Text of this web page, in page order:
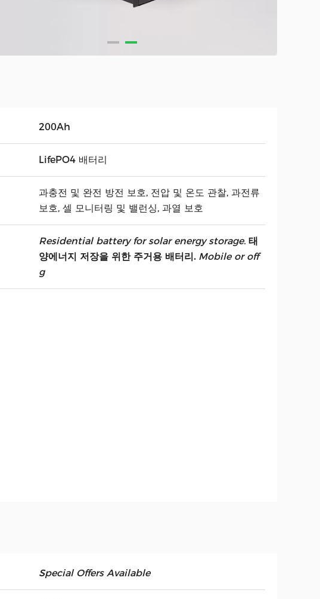
200Ah
LifePO4 배터리
과충전 및 완전 방전 보호, 전압 및 온도 관찰, 과전류
보호, 셀 모니터링 및 밸런싱, 과열 보호
Residential battery for solar energy storage. 태
양에너지 저장을 위한 주거용 배터리. Mobile or off
g
Special Offers Available